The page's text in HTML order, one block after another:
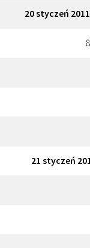
20 styczeń
21 styczeń